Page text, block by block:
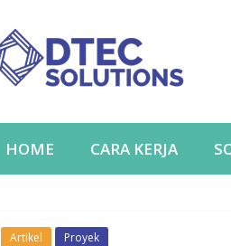
HOME CARA KERJA
Artikel Proyek